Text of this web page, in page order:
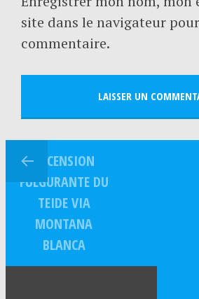
site dans le navigateur
commentaire.
ASCENSION
FULGURANTE DU
TEIDE VIA
MONTANA
BLANCA